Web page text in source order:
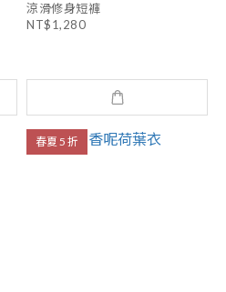
涼滑修身短褲
NT$1,280
春夏 5 折